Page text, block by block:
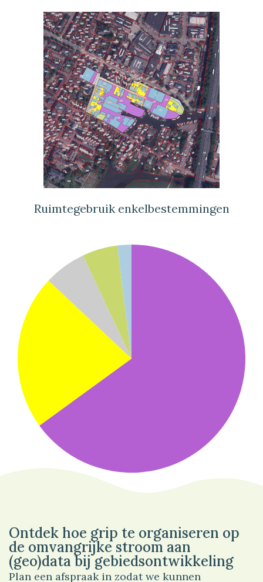
Ruimtegebruik enkelbestemmingen
Ontdek hoe grip te organiseren op
de omvangrijke stroom aan
(geo)data bij gebiedsontwikkeling
Plan een afspraak in zodat we kunnen